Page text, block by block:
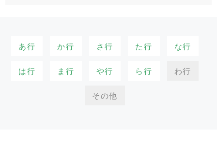
あ行 か行 さ行 た行 な行
は行 ま行 や行 ら行 わ行
その他